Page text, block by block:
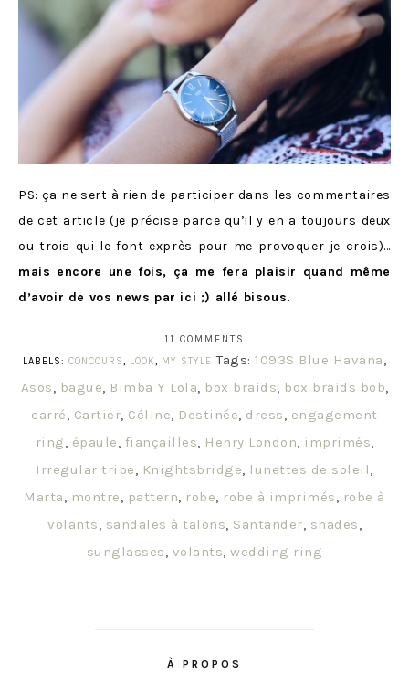
PS: ça ne sert à rien de participer dans les commentaires
de cet article (je précise parce qu’il y en a toujours deux
ou trois qui le font exprès pour me provoquer je crois)…
mais encore une fois, ça me fera plaisir quand même
d’avoir de vos news par ici ;) allé bisous.
11 COMMENTS
LABELS: CONCOURS, LOOK, MY STYLE Tags: 1093S Blue Havana,
Asos, bague, Bimba Y Lola, box braids, box braids bob,
carré, Cartier, Céline, Destinée, dress, engagement
ring, épaule, fiançailles, Henry London, imprimés,
Irregular tribe, Knightsbridge, lunettes de soleil,
Marta, montre, pattern, robe, robe à imprimés, robe à
volants, sandales à talons, Santander, shades,
sunglasses, volants,wedding ring
À PROPOS